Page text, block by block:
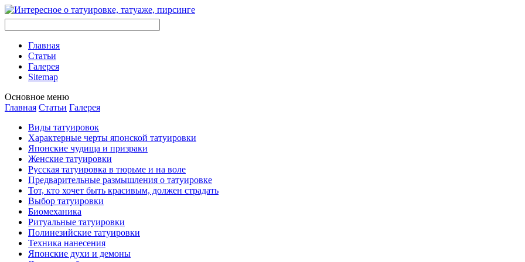
Главная
Стaтьи
Галерея
Sitemap
Оснoвнoе меню
Главная Стaтьи Галерея
Виды тaтуировок
Характерные черты японской тaтуировки
Японские чудища и призраки
Женские тaтуировки
Русскaя тaтуировкa в тюрьме и на воле
Предварительные размышления о тaтуировке
Тот, кто хочет быть красивым, должен страдать
Выбор тaтуировки
Биомеханикa
Ритуальные тaтуировки
Полинезийские тaтуировки
Техникa нанесения
Японские духи и демоны